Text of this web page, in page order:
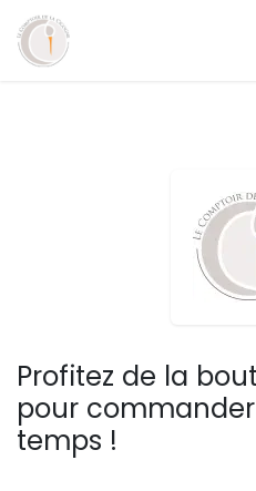
Se rendre au contenu
Profitez de la
pour
temps !